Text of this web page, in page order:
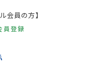
会員の方】
員登録